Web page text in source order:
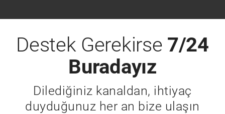
Destek Gerekirse 7/24
Buradayız
Dilediğiniz kanaldan, ihtiyaç
duyduğunuz her an bize ulaşın